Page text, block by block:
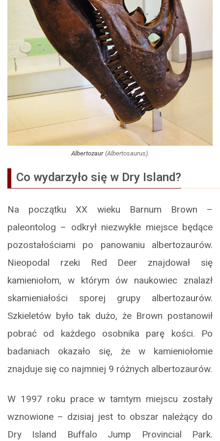
Albertozaur(Albertosaurus).
Co wydarzyło się w Dry Island?
Na początku XX wieku Barnum Brown –
paleontolog – odkrył niezwykłe miejsce będące
pozostałościami po panowaniu albertozaurów.
Nieopodal rzeki Red Deer znajdował się
kamieniołom, w którym ów naukowiec znalazł
skamieniałości sporej grupy albertozaurów.
Szkieletów było tak dużo, że Brown postanowił
pobrać od każdego osobnika parę kości. Po
badaniach okazało się, że w kamieniołomie
znajduje się co najmniej 9 różnych albertozaurów.
W 1997 roku prace w tamtym miejscu zostały
wznowione – dzisiaj jest to obszar należący do
Dry Island Buffalo Jump Provincial Park.